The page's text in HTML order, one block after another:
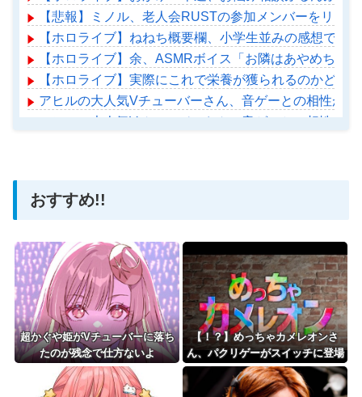
【悲報】ミノル、老人会RUSTの参加メンバーをリー
【ホロライブ】ねねち概要欄、小学生並みの感想で草
【ホロライブ】余、ASMRボイス「お隣はあやめちゃ
【ホロライブ】実際にこれで栄養が獲られるのかどうか
アヒルの大人気Vチューバーさん、音ゲーとの相性が
アヒルの大人気Vチューバーさん、音ゲーとの相性が
おすすめ!!
超かぐや姫がVチューバーに落ち
たのが残念で仕方ないよ
【！？】めっちゃカメレオンさ
ん、パクリゲーがスイッチに登場
してしまうｗｗｗｗｗｗｗｗｗｗ